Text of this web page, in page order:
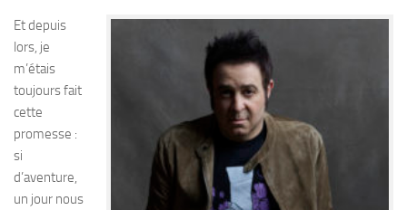
Et depuis
lors, je
m’étais
toujours fait
cette
promesse :
si
d’aventure,
un jour nous